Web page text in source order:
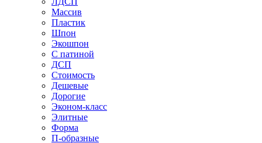
Массив
Пластик
Шпон
Экошпон
С патиной
ДСП
Стоимость
Дешевые
Дорогие
Эконом-класс
Элитные
Форма
П-образные